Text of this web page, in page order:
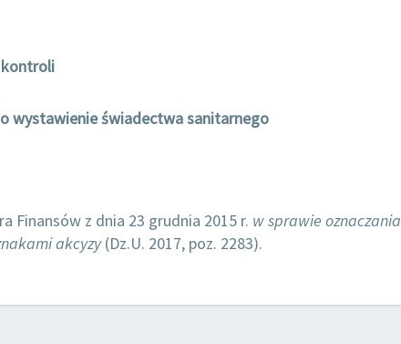
kontroli
wystawienie świadectwa sanitarnego
Finansów z dnia 23 grudnia 2015 r. w sprawie oznaczania
akcyzy(Dz.U. 2017, poz. 2283).